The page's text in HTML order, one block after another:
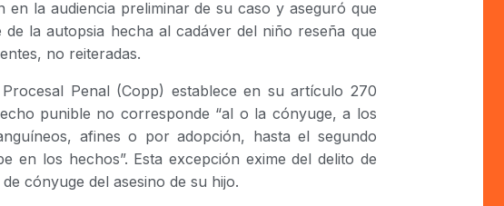
en la audiencia preliminar de su caso y aseguró que
la autopsia hecha al cadáver del niño reseña que
no reiteradas.
Penal (Copp) establece en su artículo 270
punible no corresponde “al o la cónyuge, a los
afines o por adopción, hasta el segundo
en los hechos”. Esta excepción exime del delito de
cónyuge del asesino de su hijo.